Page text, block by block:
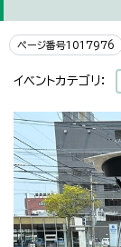
ページ番号1017976
イベントカテゴリ：